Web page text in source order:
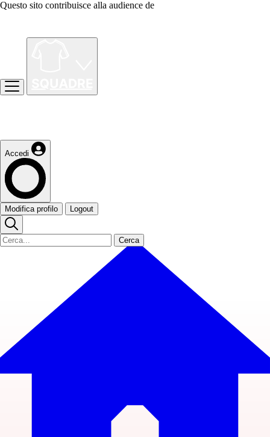
Questo sito contribuisce alla audience de
Accedi
Modifica profilo Logout
Cerca